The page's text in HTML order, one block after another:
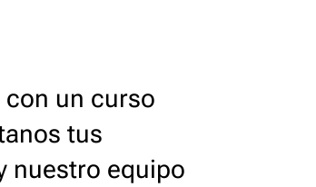
con un curso
tus
nuestro equipo